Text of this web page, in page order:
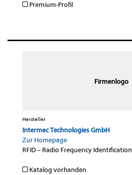
Premium-Profil
Firmenlogo
Hersteller
Intermec Technologies GmbH
Zur Homepage
RFID – Radio Frequency Identification
Katalog vorhanden